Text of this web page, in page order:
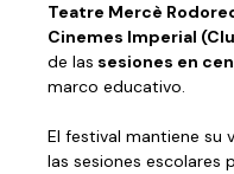
Teatre Mercè
Cinemes Imperial
de las sesiones en
marco educativo.
El festival mantiene su
las sesiones escolares